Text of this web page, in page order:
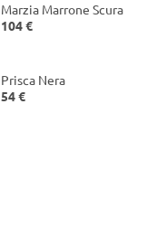
Marzia Marrone Scura
104 €
Prisca Nera
54 €